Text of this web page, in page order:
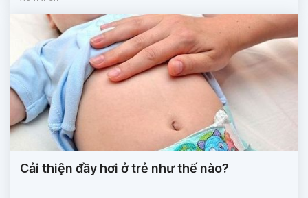
Cải thiện đầy hơi ở trẻ như thế nào?